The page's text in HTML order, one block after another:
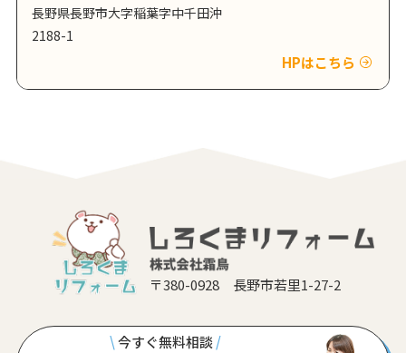
長野県長野市大字稲葉字中千田沖
2188-1
HPはこちら
〒380-0928 長野市若里1-27-2
\今すぐ無料相談/